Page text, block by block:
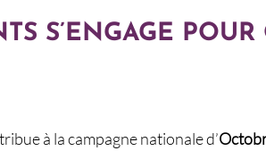
S’ENGAGE POUR
à la campagne nationale d’